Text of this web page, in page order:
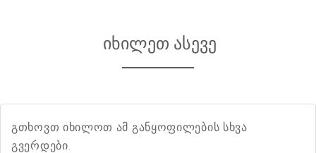
იხილეთ ასევე
გთხოვთ იხილოთ ამ განყოფილების სხვა
გვერდები.